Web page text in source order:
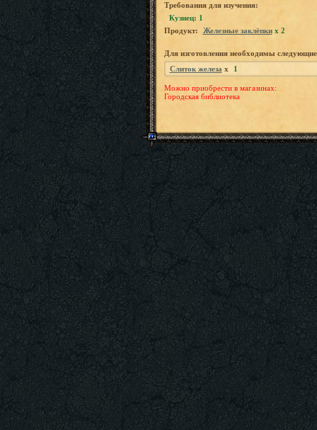
Требования для изучения:
Кузнец: 1
Продукт:
Железные заклёпкиx 2
Для изготовления необходимы
Слиток железа x 1
Можно приобрести в магазинах:
Городская библиотека